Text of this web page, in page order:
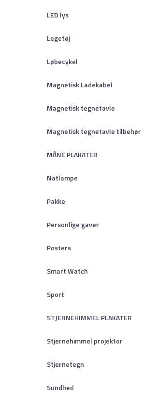
LED lys
Legetøj
Løbecykel
Magnetisk Ladekabel
Magnetisk tegnetavle
Magnetisk tegnetavle tilbehør
MÅNE PLAKATER
Natlampe
Pakke
Personlige gaver
Posters
Smart Watch
Sport
STJERNEHIMMEL PLAKATER
Stjernehimmel projektor
Stjernetegn
Sundhed